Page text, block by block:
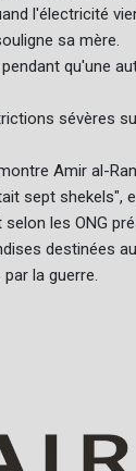
l'électricité
sa mère.
qu'une
sévères
Amir al-
sept shekels",
les ONG
destinées
la guerre.